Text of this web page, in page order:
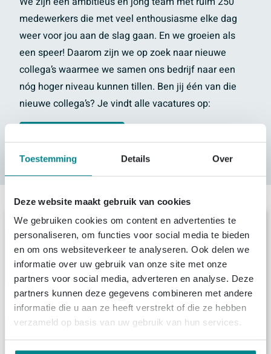
Toestemming Details Over
Deze website maakt gebruik van cookies
We gebruiken cookies om content en advertenties te
personaliseren, om functies voor social media te bieden
en om ons websiteverkeer te analyseren. Ook delen we
informatie over uw gebruik van onze site met onze
partners voor social media, adverteren en analyse. Deze
partners kunnen deze gegevens combineren met andere
informatie die u aan ze heeft verstrekt of die ze hebben
verzameld op basis van uw gebruik van hun services.
medewerkers die met veel enthousiasme elke dag
weer voor jou aan de slag gaan. En we groeien als
een speer! Daarom zijn we op zoek naar nieuwe
collega’s waarmee we samen ons bedrijf naar een
nóg hoger niveau kunnen tillen. Ben jij één van die
nieuwe collega’s? Je vindt alle vacatures op: